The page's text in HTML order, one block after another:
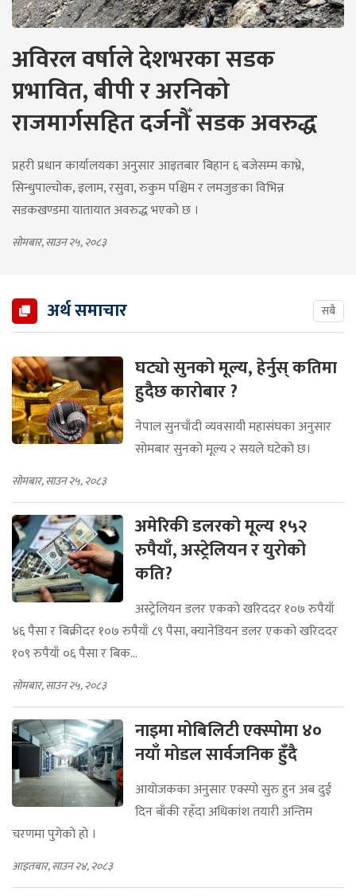
अविरल वर्षाले देशभरका सडक
प्रभावित, बीपी र अरनिको
राजमार्गसहित दर्जनौँ सडक अवरुद्ध
प्रहरी प्रधान कार्यालयका अनुसार आइतबार बिहान ६ बजेसम्म काभ्रे,
सिन्धुपाल्चोक, इलाम, रसुवा, रुकुम पश्चिम र लमजुङका विभिन्न
सडकखण्डमा यातायात अवरुद्ध भएको छ ।
सोमबार, साउन २५, २०८३
अर्थ समाचार सबै
घट्यो सुनको मूल्य, हेर्नुस् कतिमा
हुदैछ कारोबार ?
नेपाल सुनचाँदी व्यवसायी महासंघका अनुसार
सोमबार सुनको मूल्य २ सयले घटेको छ।
सोमबार, साउन २५, २०८३
अमेरिकी डलरको मूल्य १५२
रुपैयाँ, अस्ट्रेलियन र युरोको
कति?
अस्ट्रेलियन डलर एकको खरिददर १०७ रुपैयाँ
४६ पैसा र बिक्रीदर १०७ रुपैयाँ ८९ पैसा, क्यानेडियन डलर एकको खरिददर
१०९ रुपैयाँ ०६ पैसा र बिक...
सोमबार, साउन २५, २०८३
नाइमा मोबिलिटी एक्स्पोमा ४०
नयाँ मोडल सार्वजनिक हुँदै
आयोजकका अनुसार एक्स्पो सुरु हुन अब दुई
दिन बाँकी रहँदा अधिकांश तयारी अन्तिम
चरणमा पुगेको हो ।
आइतबार, साउन २४, २०८३